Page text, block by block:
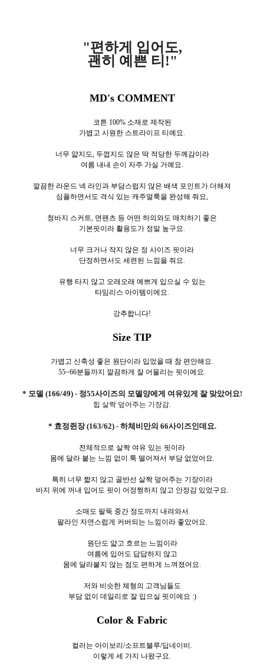
"편하게 입어도,
괜히 예쁜 티!"
MD's COMMENT
코튼 100% 소재로 제작된
가볍고 시원한 스트라이프 티예요.
너무 얇지도, 두껍지도 않은 딱 적당한 두께감이라
여름 내내 손이 자주 가실 거예요.
깔끔한 라운드 넥 라인과 부담스럽지 않은 배색 포인트가 더해져
심플하면서도 격식 있는 캐주얼룩을 완성해 줘요,
청바지 스커트, 면팬츠 등 어떤 하의와도 매치하기 좋은
기본핏이라 활용도가 정말 높구요.
너무 크거나 작지 않은 정 사이즈 핏이라
단정하면서도 세련된 느낌을 줘요.
유행 타지 않고 오래오래 예쁘게 입으실 수 있는
타임리스 아이템이에요.
강추합니다!
Size TIP
가볍고 신축성 좋은 원단이라 입었을 때 참 편안해요.
55~66분들까지 깔끔하게 잘 어울리는 핏이에요.
* 모델 (166/49) - 정55사이즈의 모델양에게 여유있게 잘 맞았어요!
힙 살짝 덮어주는 기장감.
* 효정쥔장 (163/62) - 하체비만의 66사이즈인데요.
전체적으로 살짝 여유 있는 핏이라
몸에 달라 붙는 느낌 없이 툭 떨어져서 부담 없었어요.
특히 너무 짧지 않고 골반선 살짝 덮어주는 기장이라
바지 위에 꺼내 입어도 핏이 어정쩡하지 않고 안정감 있었구요.
소매도 팔뚝 중간 정도까지 내려와서
팔라인 자연스럽게 커버되는 느낌이라 좋았어요.
원단도 얇고 흐르는 느낌이라
여름에 입어도 답답하지 않고
몸에 달라붙지 않는 점도 편하게 느껴졌어요.
저와 비슷한 체형의 고객님들도
부담 없이 데일리로 잘 입으실 핏이에요 :)
Color & Fabric
컬러는 아이보리/소프트블루/딥네이비.
이렇게 세 가지 나왔구요.